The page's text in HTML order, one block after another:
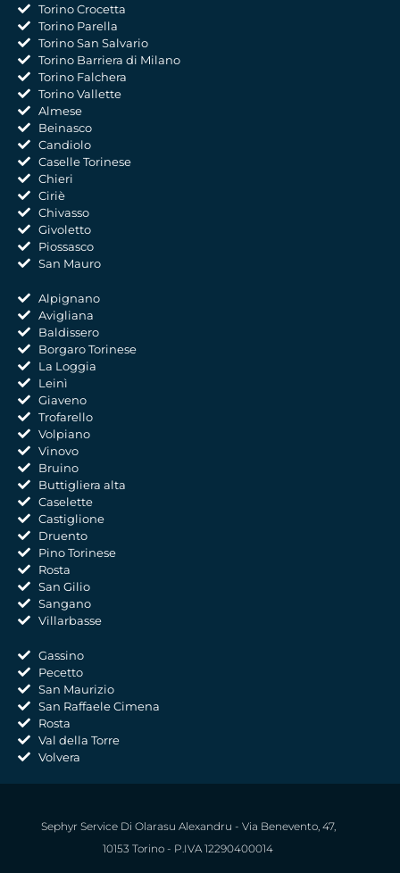
Torino Crocetta
Torino Parella
Torino San Salvario
Torino Barriera di Milano
Torino Falchera
Torino Vallette
Almese
Beinasco
Candiolo
Caselle Torinese
Chieri
Ciriè
Chivasso
Givoletto
Piossasco
San Mauro
Alpignano
Avigliana
Baldissero
Borgaro Torinese
La Loggia
Leinì
Giaveno
Trofarello
Volpiano
Vinovo
Bruino
Buttigliera alta
Caselette
Castiglione
Druento
Pino Torinese
Rosta
San Gilio
Sangano
Villarbasse
Gassino
Pecetto
San Maurizio
San Raffaele Cimena
Rosta
Val della Torre
Volvera
Sephyr Service Di Olarasu Alexandru - Via Benevento, 47,
10153 Torino - P.IVA 12290400014